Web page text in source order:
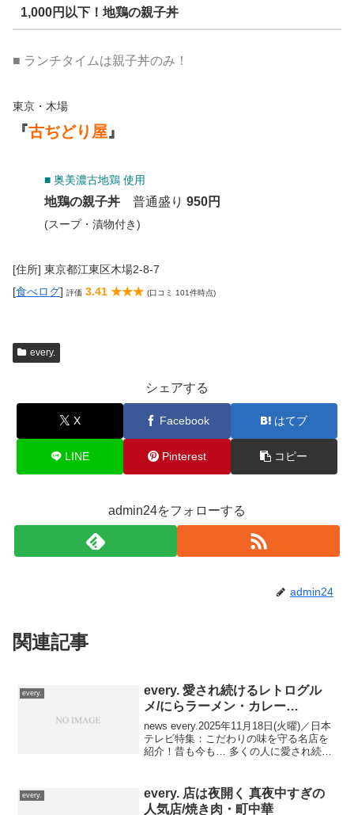
1,000円以下！地鶏の親子丼
■ ランチタイムは親子丼のみ！
東京・木場
『古ぢどり屋』
■ 奥美濃古地鶏 使用
地鶏の親子丼 普通盛り 950円
(スープ・漬物付き)
[住所] 東京都江東区木場2-8-7
[食べログ] 評価 3.41 ★★★ (口コミ 101件時点)
every.
シェアする
X Facebook はてブ
LINE Pinterest コピー
admin24をフォローする
admin24
関連記事
every.
every. 愛され続けるレトログル
メ/にらラーメン・カレー…
news every.2025年11月18日(火曜)／日本
テレビ特集：こだわりの味を守る名店を
紹介！昔も今も… 多くの人に愛され続け
鶏スープの美味カレー東京・大森駅...
every.
every. 店は夜開く 真夜中すぎの
人気店/焼き肉・町中華